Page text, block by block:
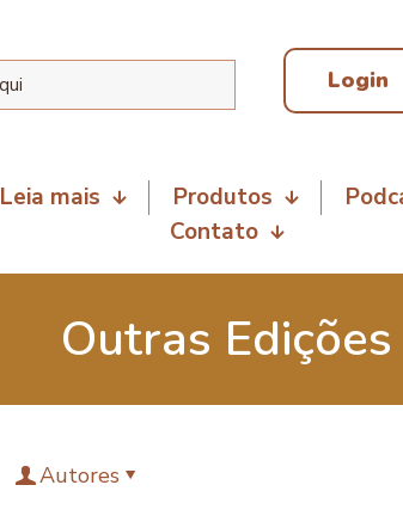
Login
Leia mais Produtos
Contato
Outras Edições
Autores